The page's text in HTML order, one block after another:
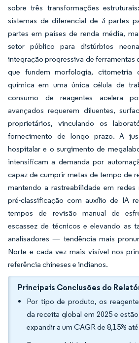
sobre três transformações
sistemas de diferencial de 3 partes
partes em países de renda média,
setor público para distúrbios
integração progressiva de ferramentas
que fundem morfologia,
química em uma única célula de
consumo de reagentes acelera
avançados requerem diluentes,
proprietários, vinculando os
fornecimento de longo prazo. A
hospitalar e o surgimento de
intensificam a demanda por
capaz de cumprir metas de tempo de
mantendo a rastreabilidade em
pré-classificação com auxílio de IA
tempos de revisão manual de
escassez de técnicos e elevando as
analisadores — tendência mais
Norte e cada vez mais visível nos
referência chineses e indianos.
Principais Conclusões do
Por tipo de produto, os
da receita global em 2025 e
expandir a um CAGR de 8,15%